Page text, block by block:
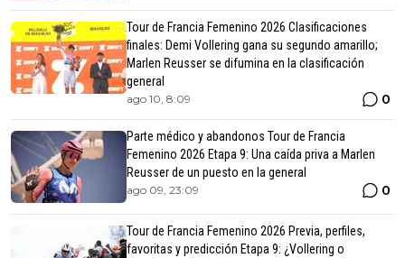
Tour de Francia Femenino 2026 Clasificaciones
finales: Demi Vollering gana su segundo amarillo;
Marlen Reusser se difumina en la clasificación
general
ago 10, 8:09 0
Parte médico y abandonos Tour de Francia
Femenino 2026 Etapa 9: Una caída priva a Marlen
Reusser de un puesto en la general
ago 09, 23:09 0
Tour de Francia Femenino 2026 Previa, perfiles,
favoritas y predicción Etapa 9: ¿Vollering o